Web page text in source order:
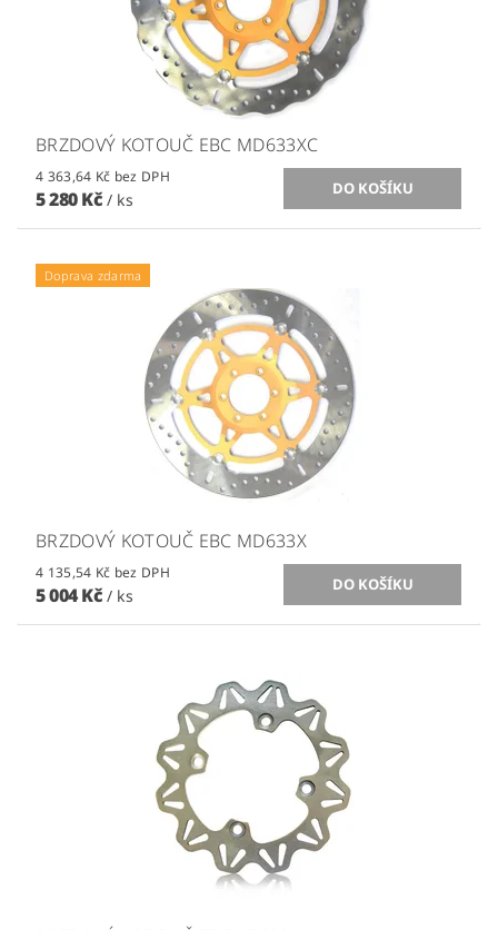
BRZDOVÝ KOTOUČ EBC MD633XC
4 363,64 Kč bez DPH
5 280 Kč / ks
Doprava zdarma
BRZDOVÝ KOTOUČ EBC MD633X
4 135,54 Kč bez DPH
5 004 Kč / ks